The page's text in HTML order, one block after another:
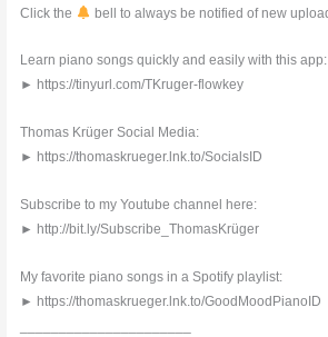
Click the bell to always be notified of new
Learn piano songs quickly and easily with this app:
► https://tinyurl.com/TKruger-flowkey
Thomas Krüger Social Media:
► https://thomaskrueger.lnk.to/SocialsID
Subscribe to my Youtube channel here:
► http://bit.ly/Subscribe_ThomasKrüger
My favorite piano songs in a Spotify playlist:
► https://thomaskrueger.lnk.to/GoodMoodPianoID